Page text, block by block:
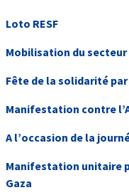
Loto RESF
Mobilisation du secteur
Fête de la solidarité par
Manifestation contre
A l’occasion de la
Manifestation unitaire
Gaza